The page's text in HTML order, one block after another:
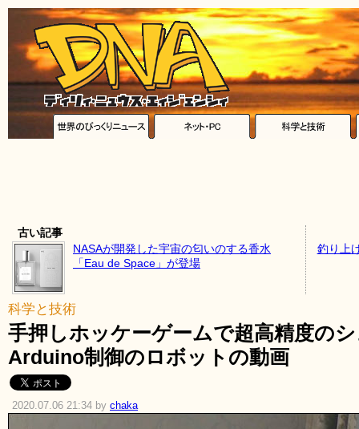
古い記事
NASAが開発した宇宙の匂いのする香水
「Eau de Space」が登場
釣り上
科学と技術
手押しホッケーゲームで超高精度の
Arduino制御のロボットの動画
2020.07.06 21:34 by chaka